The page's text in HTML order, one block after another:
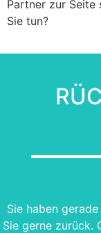
Partner zur Seite
Sie tun?
Sie haben
Sie gerne zurück.